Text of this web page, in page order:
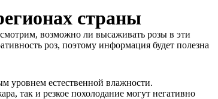
страны
возможно ли высаживать розы в эти
роз, поэтому информация будет полезна
уровнем естественной влажности.
так и резкое похолодание могут негативно